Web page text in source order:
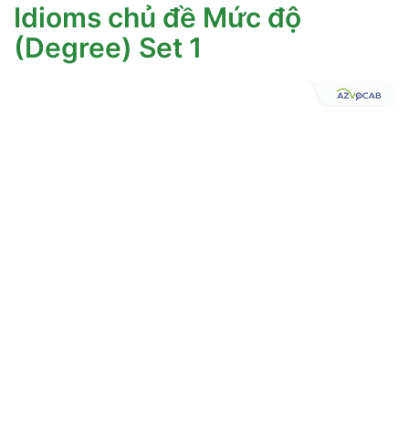
Idioms chủ đề Mức độ
(Degree) Set 1